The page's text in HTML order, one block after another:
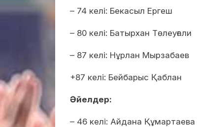
– 74 келі: Бекасыл Ергеш
– 80 келі: Батырхан Төлеуғали
– 87 келі: Нұрлан Мырзабаев
+87 келі: Бейбарыс Қаблан
Әйелдер:
– 46 келі: Айдана Құмартаева